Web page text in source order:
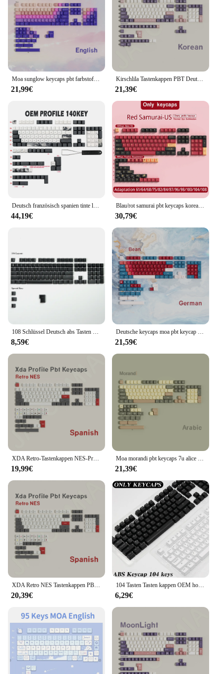
21,99€
Kirschlila Tastenkappen PBT Deutsch Spanisch Arabisch Französisch Koreanisch Thai Dye-Sub Big Set Tastenkappen MX-Schalter für Wooting Switch 75
21,39€
44,19€
Blau/rot samurai pbt keycaps koreanisch/deutsch/spanisch/französisch/japanisch/russisch keycap kirsch profil für gmk iso layout 7u space
30,79€
108 Schlüssel Deutsch abs Tasten kappen Licht durchlässigkeit OEM Profil/Layout für Kirsche mx Achse mechanische Tastatur
8,59€
Deutsche keycaps moa pbt keycap 5-seitige farbstoff sublimation de key caps für cherry mx switch mechanische tastatur iso layout tastatur
21,59€
XDA Retro-Tastenkappen NES-Profil PBT-Material Dye-Sub ISO ANSI-Layout Koreanisch Brasilien Deutsch Spanisch Tastenkappen Individuell für Wooting
19,99€
Moa morandi pbt keycaps 7u alice layout raumtasten großer satz schlüssel kappen ansi russisch koreanisch iso spanisch deutsch französisch abnt2 brasilien
21,39€
XDA Retro NES Tastenkappen PBT-Material Dye-Sub ISO ANSI-Layout Koreanisch Brasilien Deutsch Spanisch Big Set Tastenkappen für Wooting Switch 75
20,39€
104 Tasten Tasten kappen OEM hoch RGB Hintergrund beleuchtung mechanische Tastatur Tasten kappe Spanisch Arabisch Russisch Französisch Koreanisch Deutsch Thai Portugiesisch
6,29€